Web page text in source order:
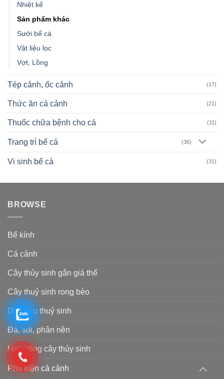
Nhiệt kế
Sản phẩm khác
Sưởi bể cá
Vật liệu lọc
Vợt, Lồng
Tép cảnh, ốc cảnh (17)
Thức ăn cá cảnh (21)
Thuốc chữa bệnh cho cá (11)
Trang trí bể cá (36)
Vi sinh bể cá (31)
BROWSE
Bể kính
Cá cảnh
Cây thủy sinh gắn giá thể
Cây thuỷ sinh rong bèo
Dụng cụ thuỷ sinh
Đá, sỏi, phân nền
Hạt giống cây thủy sinh
Phụ kiện cá cảnh